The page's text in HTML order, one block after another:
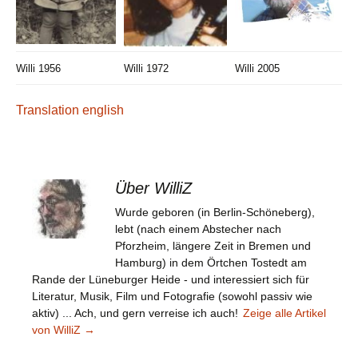
Willi 1956 Willi 1972 Willi 2005
Translation english
Über WilliZ
Wurde geboren (in Berlin-Schöneberg),
lebt (nach einem Abstecher nach
Pforzheim, längere Zeit in Bremen und
Hamburg) in dem Örtchen Tostedt am
Rande der Lüneburger Heide - und interessiert sich für
Literatur, Musik, Film und Fotografie (sowohl passiv wie
aktiv) ... Ach, und gern verreise ich auch! Zeige alle Artikel
von WilliZ →